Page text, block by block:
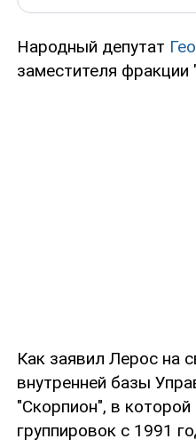
Народный депутат
заместителя фракции
Как заявил Лерос на
внутренней базы
"Скорпион", в
группировок с 1991